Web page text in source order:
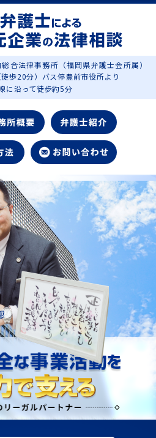
合法律事務所（福岡県弁護士会所属）
歩20分）バス停豊前市役所より
って徒歩約5分